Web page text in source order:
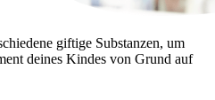
giftige Substanzen, um
deines Kindes von Grund auf